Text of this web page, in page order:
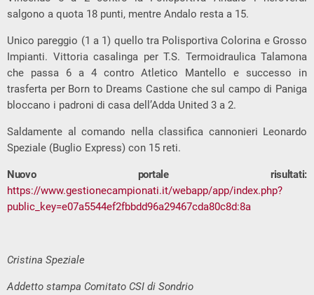
salgono a quota 18 punti, mentre Andalo resta a 15.
Unico pareggio (1 a 1) quello tra Polisportiva Colorina e Grosso
Impianti. Vittoria casalinga per T.S. Termoidraulica Talamona
che passa 6 a 4 contro Atletico Mantello e successo in
trasferta per Born to Dreams Castione che sul campo di Paniga
bloccano i padroni di casa dell’Adda United 3 a 2.
Saldamente al comando nella classifica cannonieri Leonardo
Speziale (Buglio Express) con 15 reti.
Nuovo portale risultati:
https://www.gestionecampionati.it/webapp/app/index.php?
public_key=e07a5544ef2fbbdd96a29467cda80c8d:8a
Cristina Speziale
Addetto stampa Comitato CSI di Sondrio